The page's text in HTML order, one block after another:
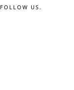
FOLLOW US.